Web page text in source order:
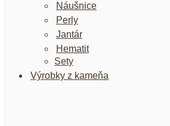
Náušnice
Perly
Jantár
Hematit
Sety
Výrobky z kameňa